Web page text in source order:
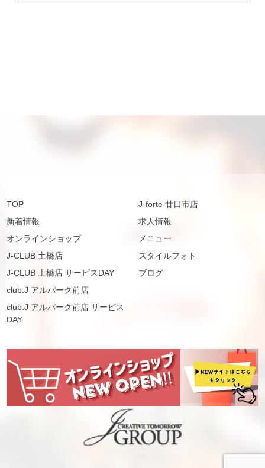
TOP
新着情報
オンラインショップ
J-CLUB 土橋店
J-CLUB 土橋店 サービスDAY
club.J アルパーク前店
club.J アルパーク前店 サービス
DAY
J-forte 廿日市店
求人情報
メニュー
スタイルフォト
ブログ